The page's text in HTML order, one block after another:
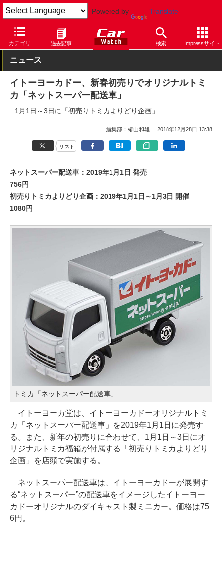
Powered by Translate
カテゴリ 過去記事 検索 Impressサイト
Car Watch イベント
ニュース
イトーヨーカドー、新春初売りでオリジナルトミ
カ「ネットスーパー配送車」
1月1日～3日に「初売りトミカよりどり企画」
編集部：椿山和雄 2018年12月28日 13:38
リスト
ネットスーパー配送車：2019年1月1日 発売
756円
初売りトミカよりどり企画：2019年1月1日～1月3日 開催
1080円
トミカ「ネットスーパー配送車」
イトーヨーカ堂は、イトーヨーカドーオリジナルトミ
カ「ネットスーパー配送車」を2019年1月1日に発売す
る。また、新年の初売りに合わせて、1月1日～3日にオ
リジナルトミカ福箱が付属する「初売りトミカよりどり
企画」を店頭で実施する。
ネットスーパー配送車は、イトーヨーカドーが展開す
る“ネットスーパー”の配送車をイメージしたイトーヨー
カドーオリジナルのダイキャスト製ミニカー。価格は75
6円。